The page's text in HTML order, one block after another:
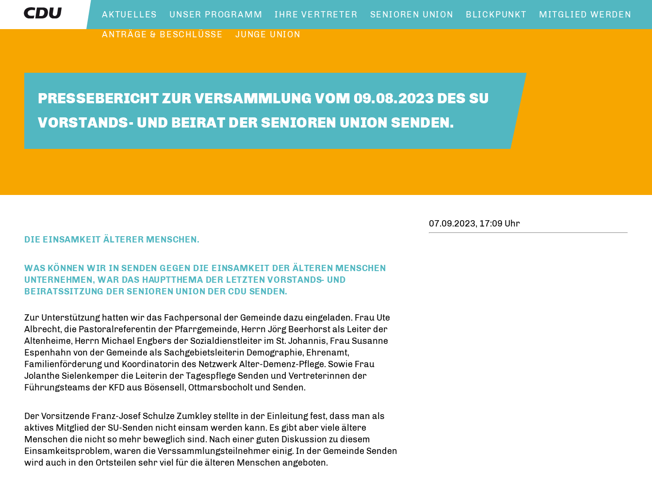
AKTUELLES UNSER PROGRAMM IHRE VERTRETER SENIOREN UNION BLICKPUNKT
MITGLIED WERDEN
ANTRÄGE & BESCHLÜSSE
JUNGE UNION
PRESSEBERICHT ZUR VERSAMMLUNG VOM 09.08.2023 DES SU
VORSTANDS- UND BEIRAT DER SENIOREN UNION SENDEN.
DIE EINSAMKEIT ÄLTERER MENSCHEN.
WAS KÖNNEN WIR IN SENDEN GEGEN DIE EINSAMKEIT DER ÄLTEREN MENSCHEN
UNTERNEHMEN, WAR DAS HAUPTTHEMA DER LETZTEN VORSTANDS- UND
BEIRATSSITZUNG DER SENIOREN UNION DER CDU SENDEN.
Zur Unterstützung hatten wir das Fachpersonal der Gemeinde dazu eingeladen. Frau Ute
Albrecht, die Pastoralreferentin der Pfarrgemeinde, Herrn Jörg Beerhorst als Leiter der
Altenheime, Herrn Michael Engbers der Sozialdienstleiter im St. Johannis, Frau Susanne
Espenhahn von der Gemeinde als Sachgebietsleiterin Demographie, Ehrenamt,
Familienförderung und Koordinatorin des Netzwerk Alter-Demenz-Pflege. Sowie Frau
Jolanthe Sielenkemper die Leiterin der Tagespflege Senden und Vertreterinnen der
Führungsteams der KFD aus Bösensell, Ottmarsbocholt und Senden.
Der Vorsitzende Franz-Josef Schulze Zumkley stellte in der Einleitung fest, dass man als
aktives Mitglied der SU-Senden nicht einsam werden kann. Es gibt aber viele ältere
Menschen die nicht so mehr beweglich sind. Nach einer guten Diskussion zu diesem
Einsamkeitsproblem, waren die Verssammlungsteilnehmer einig. In der Gemeinde Senden
wird auch in den Ortsteilen sehr viel für die älteren Menschen angeboten.
07.09.2023, 17:09 Uhr